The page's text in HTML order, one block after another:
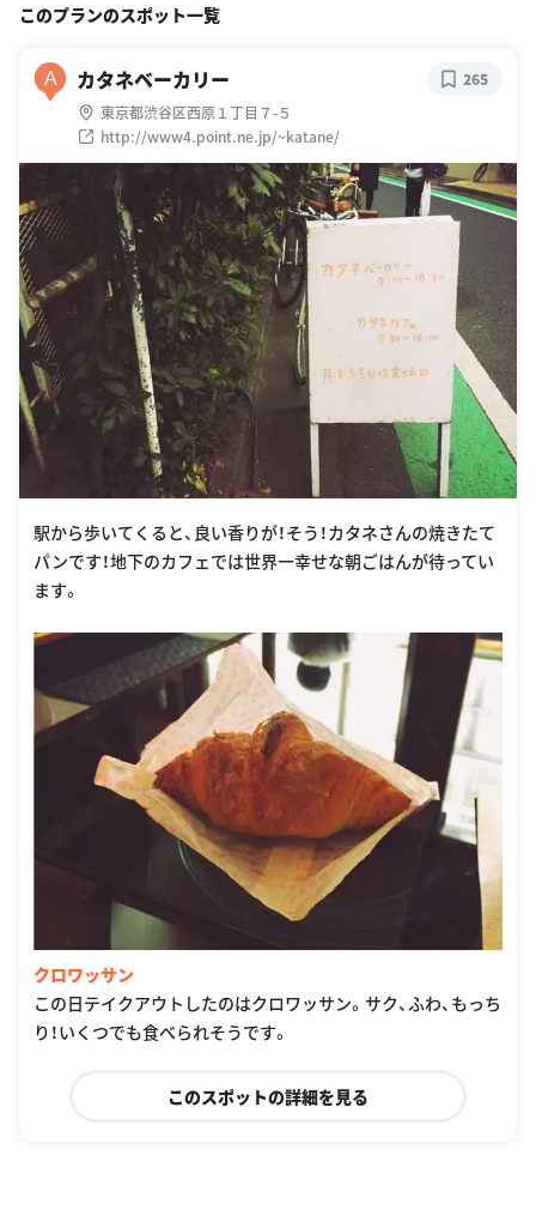
このプランのスポット一覧
A カタネベーカリー
東京都渋谷区西原１丁目７-５
http://www4.point.ne.jp/~katane/
265
駅から歩いてくると、良い香りが！そう！カタネさんの焼きたて
パンです！地下のカフェでは世界一幸せな朝ごはんが待ってい
ます。
クロワッサン
この日テイクアウトしたのはクロワッサン。サク、ふわ、もっち
り！いくつでも食べられそうです。
このスポットの詳細を見る